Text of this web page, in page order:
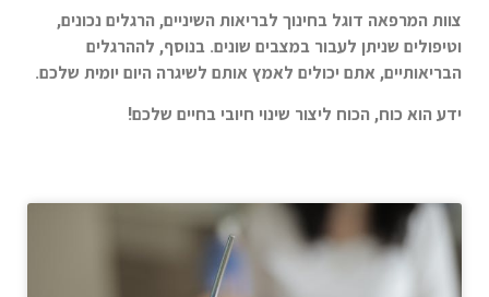
צוות המרפאה דוגל בחינוך לבריאות השיניים, הרגלים נכונים,
וטיפולים שניתן לעבור במצבים שונים. בנוסף, לההרגלים
הבריאותיים, אתם יכולים לאמץ אותם לשיגרה היום יומית שלכם.
ידע הוא כוח, הכוח ליצור שינוי חיובי בחיים שלכם!